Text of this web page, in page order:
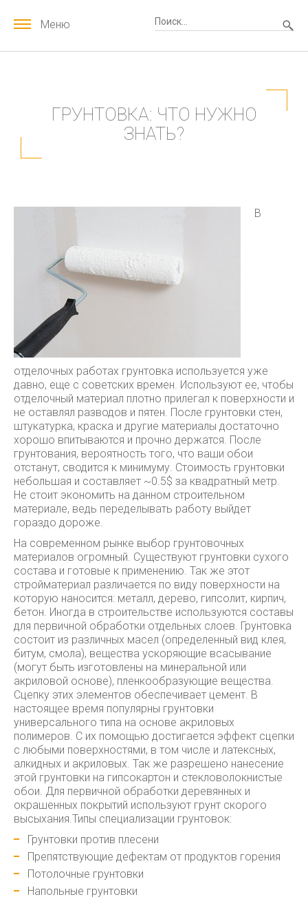
Меню
ГРУНТОВКА: ЧТО НУЖНО
ЗНАТЬ?
В
отделочных работах грунтовка используется уже
давно, еще с советских времен. Используют ее, чтобы
отделочный материал плотно прилегал к поверхности и
не оставлял разводов и пятен. После грунтовки стен,
штукатурка, краска и другие материалы достаточно
хорошо впитываются и прочно держатся. После
грунтования, вероятность того, что ваши обои
отстанут, сводится к минимуму. Стоимость грунтовки
небольшая и составляет ~0.5$ за квадратный метр.
Не стоит экономить на данном строительном
материале, ведь переделывать работу выйдет
гораздо дороже.
На современном рынке выбор грунтовочных
материалов огромный. Существуют грунтовки сухого
состава и готовые к применению. Так же этот
стройматериал различается по виду поверхности на
которую наносится: металл, дерево, гипсолит, кирпич,
бетон. Иногда в строительстве используются составы
для первичной обработки отдельных слоев. Грунтовка
состоит из различных масел (определенный вид клея,
битум, смола), вещества ускоряющие всасывание
(могут быть изготовлены на минеральной или
акриловой основе), пленкообразующие вещества.
Сцепку этих элементов обеспечивает цемент. В
настоящее время популярны грунтовки
универсального типа на основе акриловых
полимеров. С их помощью достигается эффект сцепки
с любыми поверхностями, в том числе и латексных,
алкидных и акриловых. Так же разрешено нанесение
этой грунтовки на гипсокартон и стекловолокнистые
обои. Для первичной обработки деревянных и
окрашенных покрытий используют грунт скорого
высыхания.Типы специализации грунтовок:
Грунтовки против плесени
Препятствующие дефектам от продуктов горения
Потолочные грунтовки
Напольные грунтовки